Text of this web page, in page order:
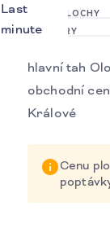
Last
minute
ČÍSLO PLOCHY
ROZMĚRY
hlavní tah
obchodní
Králové
Cenu